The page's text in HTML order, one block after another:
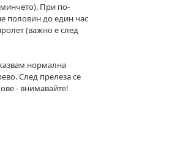
При по-
половин до един час
(важно е след
нормална
След прелеза се
- внимавайте!